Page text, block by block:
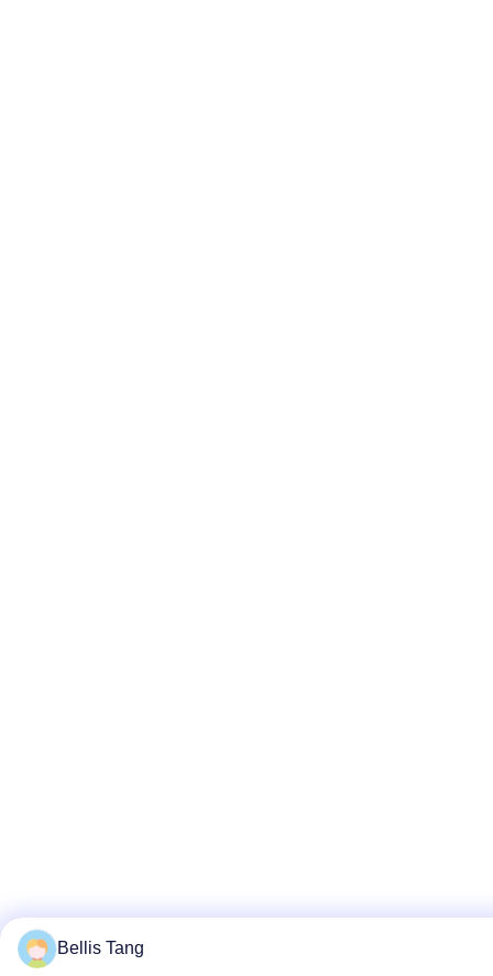
Bellis Tang